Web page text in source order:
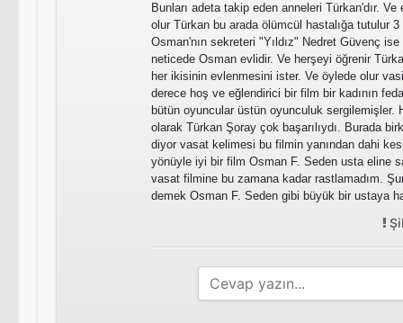
Bunları adeta takip eden anneleri Türkan'dır.
olur Türkan bu arada ölümcül hastalığa tutulur 3
Osman'nın sekreteri "Yıldız" Nedret Güvenç
neticede Osman evlidir. Ve herşeyi öğrenir
her ikisinin evlenmesini ister. Ve öylede olur
derece hoş ve eğlendirici bir film bir kadının
bütün oyuncular üstün oyunculuk sergilemişler.
olarak Türkan Şoray çok başarılıydı. Burada
diyor vasat kelimesi bu filmin yanından dahi
yönüyle iyi bir film Osman F. Seden usta eline
vasat filmine bu zamana kadar rastlamadım.
demek Osman F. Seden gibi büyük bir ustaya